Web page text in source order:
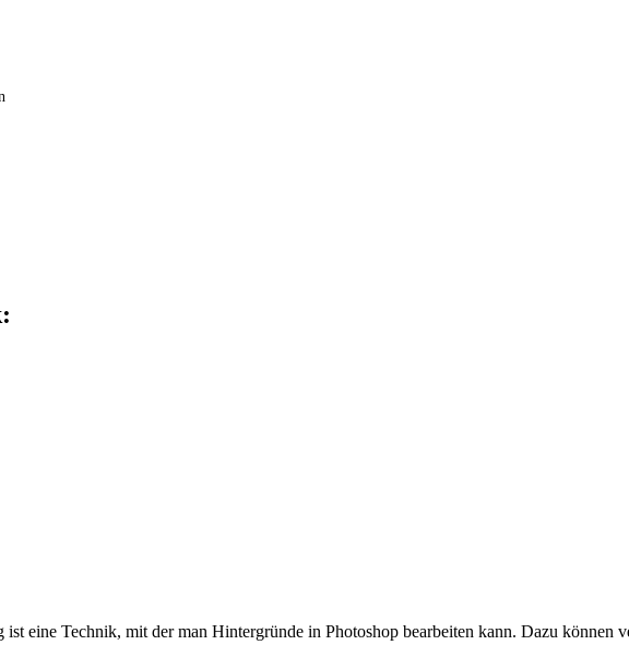
eine Technik, mit der man Hintergründe in Photoshop bearbeiten kann. Dazu können